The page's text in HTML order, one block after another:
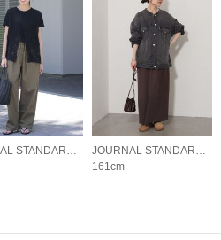
161cm